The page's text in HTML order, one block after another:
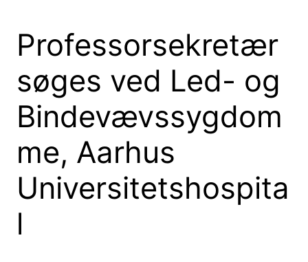
Professorsekretær
søges ved Led- og
Bindevævssygdom
me, Aarhus
Universitetshospita
l